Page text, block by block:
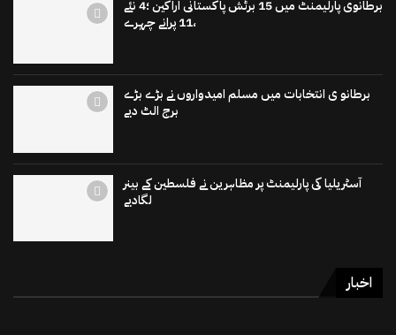
برطانوی پارلیمنٹ میں 15 برٹش پاکستانی اراکین ؛4 نئے
،11 پرانے چہرے
برطانو ی انتخابات میں مسلم امیدواروں نے بڑے بڑے
برج الٹ دیے
آسٹریلیا کی پارلیمنٹ پر مظاہرین نے فلسطین کے بینر
لگادیے
اخبار